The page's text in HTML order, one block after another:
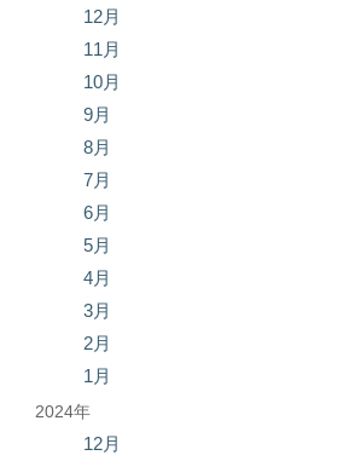
12月
11月
10月
9月
8月
7月
6月
5月
4月
3月
2月
1月
2024年
12月